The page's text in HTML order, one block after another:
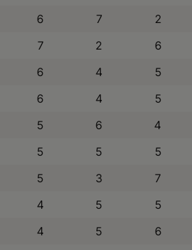
6 7 2
7 2 6
6 4 5
6 4 5
5 6 4
5 5 5
5 3 7
4 5 5
4 5 6